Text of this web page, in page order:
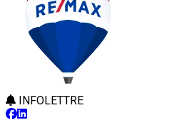
INFOLETTRE